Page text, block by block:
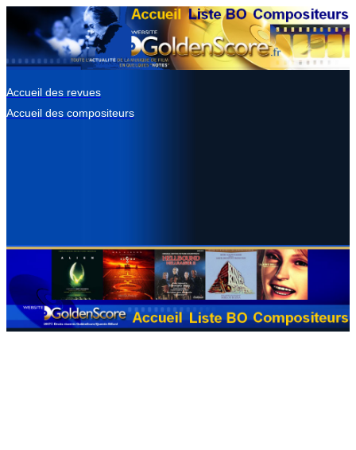
Accueil des revues
Accueil des compositeurs